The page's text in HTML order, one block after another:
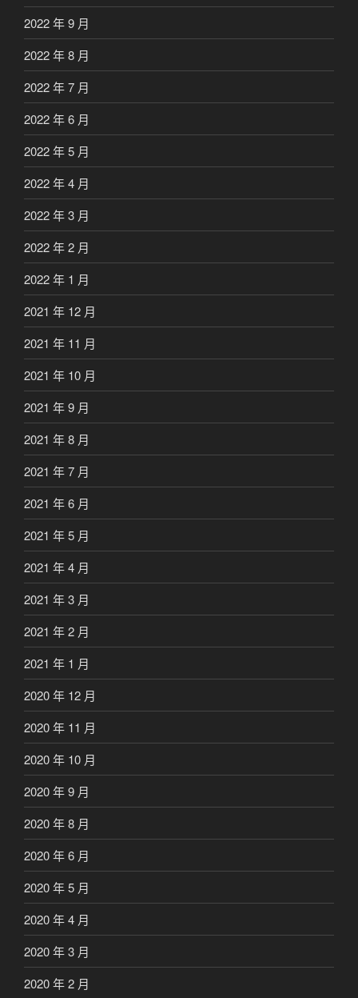
2022 年 9 月
2022 年 8 月
2022 年 7 月
2022 年 6 月
2022 年 5 月
2022 年 4 月
2022 年 3 月
2022 年 2 月
2022 年 1 月
2021 年 12 月
2021 年 11 月
2021 年 10 月
2021 年 9 月
2021 年 8 月
2021 年 7 月
2021 年 6 月
2021 年 5 月
2021 年 4 月
2021 年 3 月
2021 年 2 月
2021 年 1 月
2020 年 12 月
2020 年 11 月
2020 年 10 月
2020 年 9 月
2020 年 8 月
2020 年 6 月
2020 年 5 月
2020 年 4 月
2020 年 3 月
2020 年 2 月